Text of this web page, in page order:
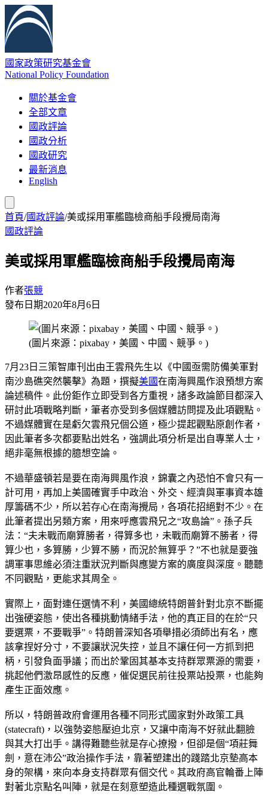
國家政策研究基金會
National Policy Foundation
關於基金會
全部文章
國政評論
國政分析
國政研究
最新消息
English
首頁/國政評論/美或採用軍艦臨檢商船手段攪局南海
國政評論
美或採用軍艦臨檢商船手段攪局南海
作者張競
發布日期2020年8月6日
(圖片來源：pixabay，美國、中國、競爭。)
7月23日三策智庫刊出由王雲飛先生以《中國亟需防備美軍對
南沙島礁突然襲擊》為題，撰擬美國在南海興風作浪預想方案
論述稿件。此份鉅作立即受到各方重視，諸多政論節目都深入
研討此項戰略判斷，筆者亦受到多個媒體訪問提及此項觀點。
不過媒體實在是虧欠雲飛兄個公道，極少提起觀點原創作者，
因此筆者多次都要點出姓名，強調此項分析是出自專業人士，
絕非毫無根據的臆想空論。
不過華盛頓若是要在南海興風作浪，錦囊之內恐怕不會只有一
計可用，再加上美國確實手中政治、外交、經濟與軍事資本雄
厚籌碼不少，所以若存心在南海攪局，各項花招絕對不少。在
此筆者提出另類方案，用來呼應雲飛兄之“攻島論”。孫子兵
法：“夫未戰而廟算勝者，得算多也，未戰而廟算不勝者，得
算少也，多算勝，少算不勝，而況於無算乎？”不也就是要強
調軍事思維必須注重狀況判斷與應變方案的廣度與深度。聽聽
不同觀點，更能求其周全。
實際上，面對連任選情不利，美國總統特朗普針對北京不斷擺
出強硬姿態，使出各種挑動情緒手法，他的真正目的在於“只
要選票，不要戰爭”。特朗普深知各項舉措必須師出有名，應
該拿捏好分寸，不要讓狀況失控，並且不讓任何一方抓到把
柄，引發負面爭議；而出於鞏固其基本支持群眾票源的需要，
挑起他們激昂感性的反應，催促選民前往投票站投票，也能夠
產生正面效應。
所以，特朗普政府會運用各種不同形式國家對外政策工具
(statecraft)，以強勢姿態壓迫北京，又讓中南海不好就此翻臉
與其大打出手。講得難聽些就是存心撩撥，但卻是個“項莊舞
劍，意在沛公”政治操作手法，靠著塑建出的踐踏北京墊高本
身的架構，來向本身支持群眾有個交代。其政府高官輪番上陣
對著北京點名叫陣，就是在刻意塑造此種選戰氛圍。